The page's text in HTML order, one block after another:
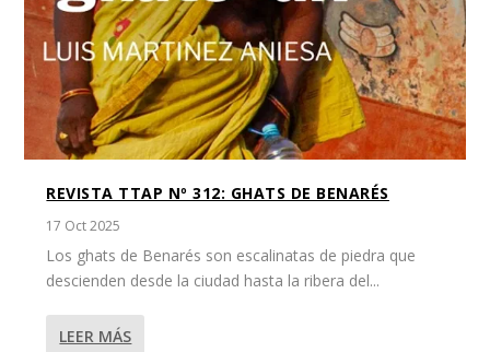
REVISTA TTAP Nº 312: GHATS DE BENARÉS
17 Oct 2025
Los ghats de Benarés son escalinatas de piedra que
descienden desde la ciudad hasta la ribera del...
LEER MÁS